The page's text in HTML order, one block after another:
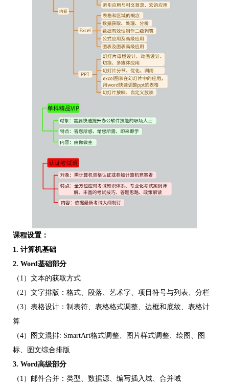
课程设置：
1. 计算机基础
2. Word 基础部分
（1）文本的获取方式
（2）文字排版：格式、段落、艺术字、项目符号与列表、分栏
（3）表格设计：制表符、表格格式调整、边框和底纹、表格计
算
（4）
图文混排: SmartArt格式调整、图片样式调整、绘图、图
标、图文综合排版
3. Word 高级部分
（1）邮件合并：类型、数据源、编写插入域、合并域